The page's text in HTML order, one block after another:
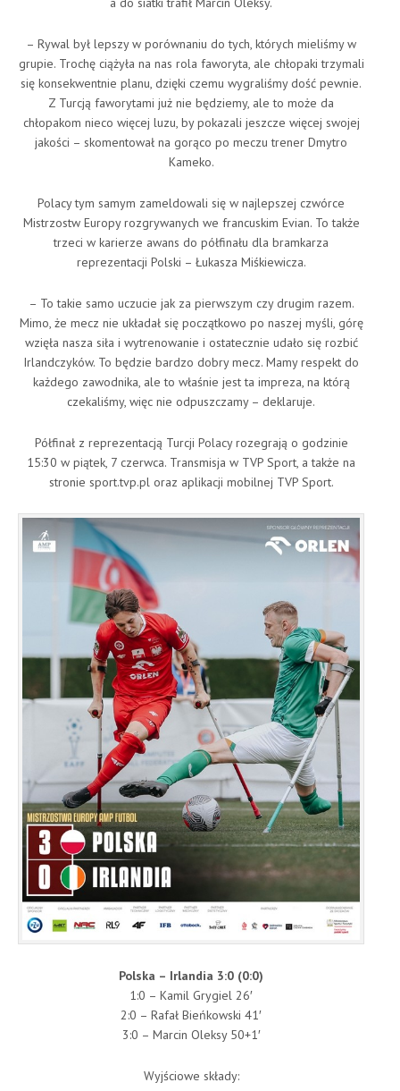
– Rywal był lepszy w porównaniu do tych, których mieliśmy w
grupie. Trochę ciążyła na nas rola faworyta, ale chłopaki trzymali
się konsekwentnie planu, dzięki czemu wygraliśmy dość pewnie.
Z Turcją faworytami już nie będziemy, ale to może da
chłopakom nieco więcej luzu, by pokazali jeszcze więcej swojej
jakości – skomentował na gorąco po meczu trener Dmytro
Kameko.
Polacy tym samym zameldowali się w najlepszej czwórce
Mistrzostw Europy rozgrywanych we francuskim Evian. To także
trzeci w karierze awans do półfinału dla bramkarza
reprezentacji Polski – Łukasza Miśkiewicza.
– To takie samo uczucie jak za pierwszym czy drugim razem.
Mimo, że mecz nie układał się początkowo po naszej myśli, górę
wzięła nasza siła i wytrenowanie i ostatecznie udało się rozbić
Irlandczyków. To będzie bardzo dobry mecz. Mamy respekt do
każdego zawodnika, ale to właśnie jest ta impreza, na którą
czekaliśmy, więc nie odpuszczamy – deklaruje.
Półfinał z reprezentacją Turcji Polacy rozegrają o godzinie
15:30 w piątek, 7 czerwca. Transmisja w TVP Sport, a także na
stronie sport.tvp.pl oraz aplikacji mobilnej TVP Sport.
Polska – Irlandia 3:0 (0:0)
1:0 – Kamil Grygiel 26′
2:0 – Rafał Bieńkowski 41′
3:0 – Marcin Oleksy 50+1′
Wyjściowe składy: